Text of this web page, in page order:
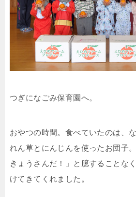
つぎになごみ保育園へ。
おやつの時間。食べていたのは、
れん草とにんじんを使ったお団子
きょうさんだ！」と臆することな
けてきてくれました。